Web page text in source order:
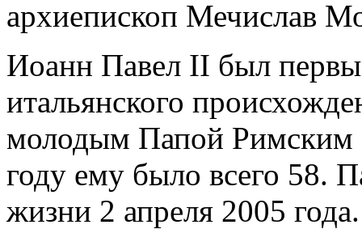
архиепископ Мечислав
Иоанн Павел II был
итальянского
молодым Папой Римским
году ему было всего 58.
жизни 2 апреля 2005 года.